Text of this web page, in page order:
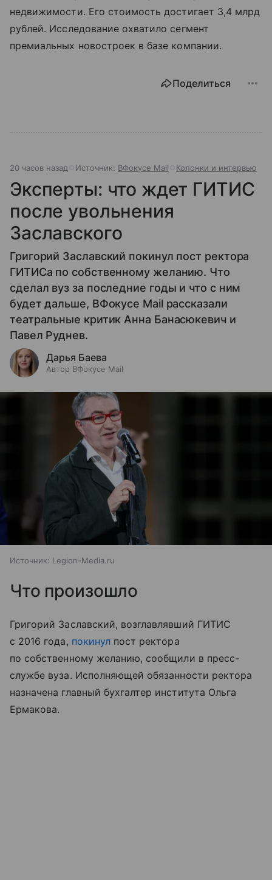
недвижимости. Его стоимость достигает 3,4 млрд
рублей. Исследование охватило сегмент
премиальных новостроек в базе компании.
Поделиться
20 часов назад Источник: ВФокусе Mail Колонки и интервью
Эксперты: что ждет ГИТИС
после увольнения
Заславского
Григорий Заславский покинул пост ректора
ГИТИСа по собственному желанию. Что
сделал вуз за последние годы и что с ним
будет дальше, ВФокусе Mail рассказали
театральные критик Анна Банасюкевич и
Павел Руднев.
Дарья Баева
Автор ВФокусе Mail
Источник: Legion-Media.ru
Что произошло
Григорий Заславский, возглавлявший ГИТИС
с 2016 года, покинулпост ректора
по собственному желанию, сообщили в пресс-
службе вуза. Исполняющей обязанности ректора
назначена главный бухгалтер института Ольга
Ермакова.